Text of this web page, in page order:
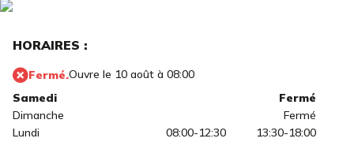
HORAIRES :
Fermé.Ouvre le 10 août à 08:00
Samedi
Fermé
Dimanche
Fermé
Lundi
08:00-12:30
13:30-18:00